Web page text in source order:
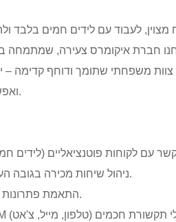
משפחתי שתומך ודוחף קדימה –
ואפשרויות קידום אמיתיות.
ניהול שיחות מכירה בגובה העיניים וסגירת עסקאות.
התאמת פתרונות מדויקים לצרכי הלקוח.